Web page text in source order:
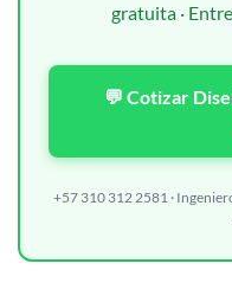
gratuita ·
💬 Cotizar
+57 310 312 2581 ·